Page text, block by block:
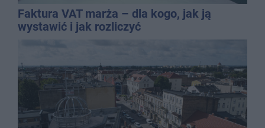
Faktura VAT marża – dla kogo, jak ją
wystawić i jak rozliczyć